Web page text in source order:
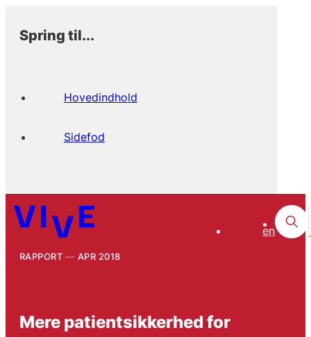
Spring til...
Hovedindhold
Sidefod
en
RAPPORT APR 2018
Mere patientsikkerhed for